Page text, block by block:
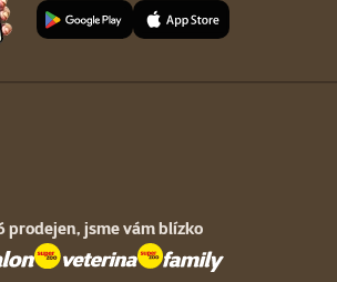
prodejen, jsme vám blízko